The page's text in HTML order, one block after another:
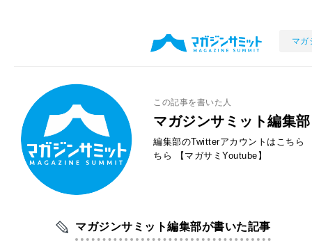
マガ
この記事を書いた人
マガジンサミット編集部
編集部のTwitterアカウントはこちら
ちら
【マガサミYoutube】
マガジンサミット編集部が書いた記事